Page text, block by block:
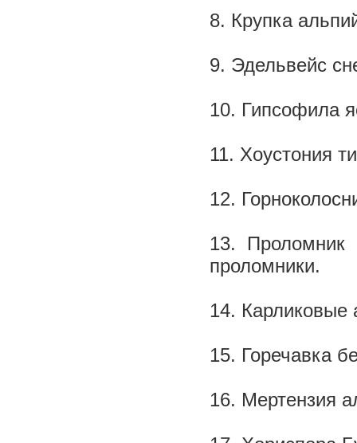
8. Крупка
9. Эдельвейс
10. Гипсофила
11. Хоустония
12.
13. Проломник
проломники.
14. Карликовые
15. Горечавка
16. Мертензия